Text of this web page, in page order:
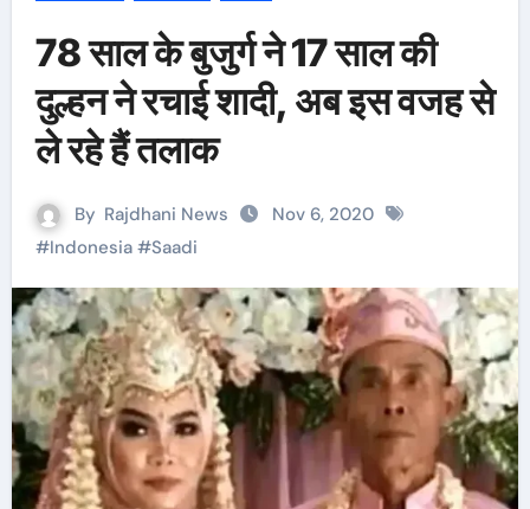
78 साल के बुजुर्ग ने 17 साल की
दुल्हन ने रचाई शादी, अब इस वजह से
ले रहे हैं तलाक
By Rajdhani News
Nov 6, 2020
#Indonesia#Saadi